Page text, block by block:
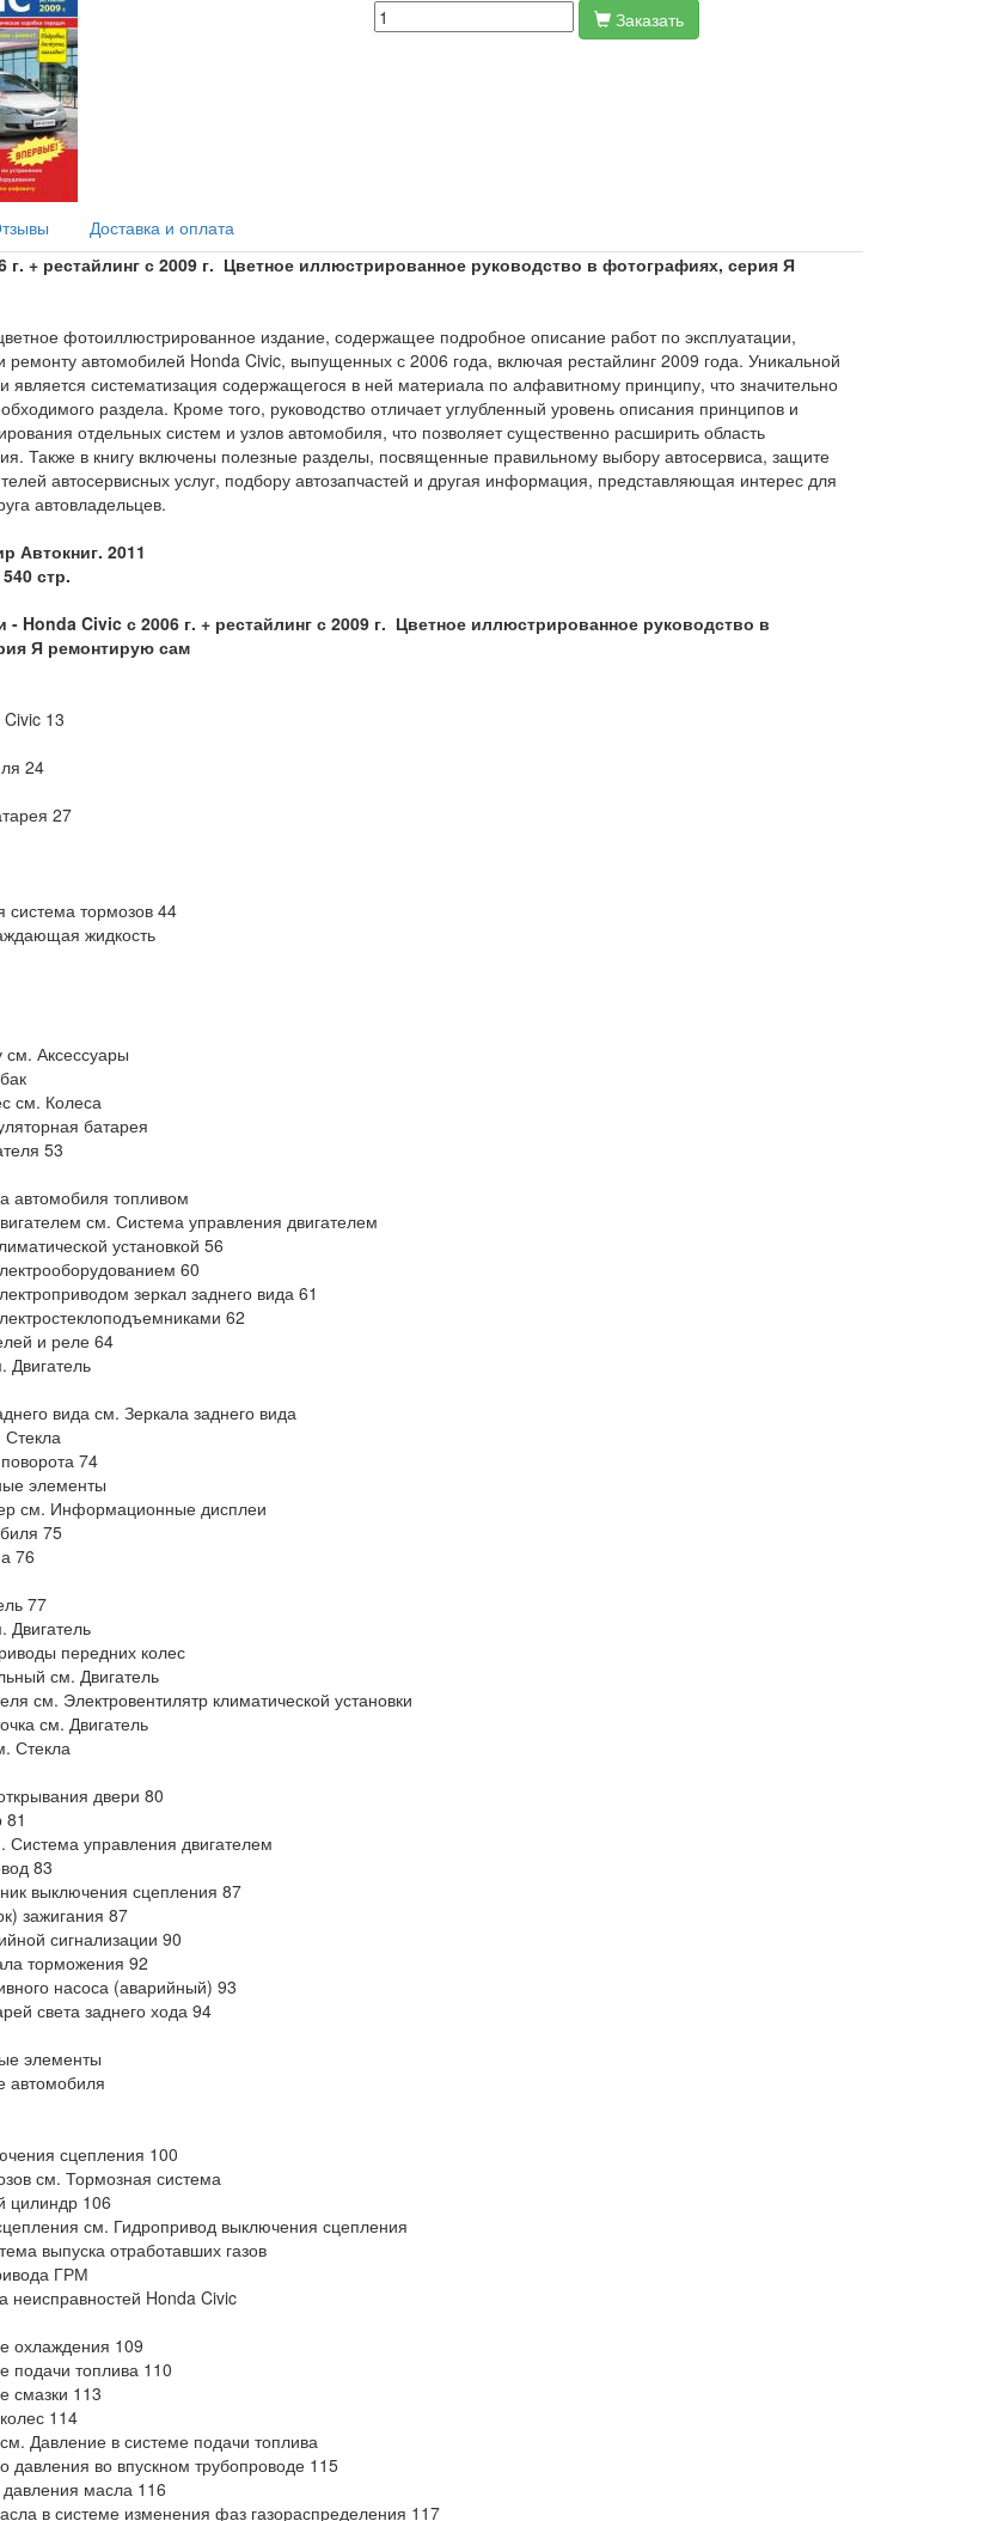
Заказать
Доставка и оплата
г. + рестайлинг с 2009 г. Цветное иллюстрированное руководство в фотографиях, серия Я
фотоиллюстрированное издание, содержащее подробное описание работ по эксплуатации,
ремонту автомобилей Honda Civic, выпущенных с 2006 года, включая рестайлинг 2009 года. Уникальной
является систематизация содержащегося в ней материала по алфавитному принципу, что значительно
раздела. Кроме того, руководство отличает углубленный уровень описания принципов и
отдельных систем и узлов автомобиля, что позволяет существенно расширить область
Также в книгу включены полезные разделы, посвященные правильному выбору автосервиса, защите
автосервисных услуг, подбору автозапчастей и другая информация, представляющая интерес для
автовладельцев.
Автокниг. 2011
стр.
- Honda Civic с 2006 г. + рестайлинг с 2009 г. Цветное иллюстрированное руководство в
Я ремонтирую сам
13
24
27
система тормозов 44
жидкость
Аксессуары
см. Колеса
батарея
53
автомобиля топливом
см. Система управления двигателем
установкой 56
60
зеркал заднего вида 61
62
и реле 64
Двигатель
вида см. Зеркала заднего вида
Стекла
74
элементы
см. Информационные дисплеи
75
76
77
Двигатель
передних колес
см. Двигатель
см. Электровентилятр климатической установки
см. Двигатель
Стекла
двери 80
Система управления двигателем
83
выключения сцепления 87
зажигания 87
сигнализации 90
торможения 92
насоса (аварийный) 93
света заднего хода 94
элементы
автомобиля
сцепления 100
см. Тормозная система
цилиндр 106
см. Гидропривод выключения сцепления
выпуска отработавших газов
ГРМ
неисправностей Honda Civic
охлаждения 109
подачи топлива 110
смазки 113
114
Давление в системе подачи топлива
давления во впускном трубопроводе 115
давления масла 116
в системе изменения фаз газораспределения 117